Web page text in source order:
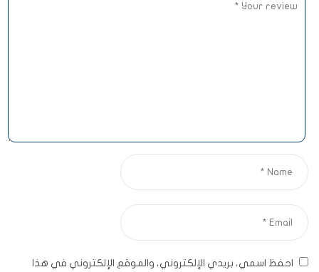
احفظ اسمي، بريدي الإلكتروني، والموقع الإلكتروني في هذا